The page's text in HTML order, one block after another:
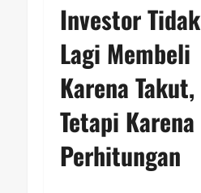
Investor Tidak
Lagi Membeli
Karena Takut,
Tetapi Karena
Perhitungan